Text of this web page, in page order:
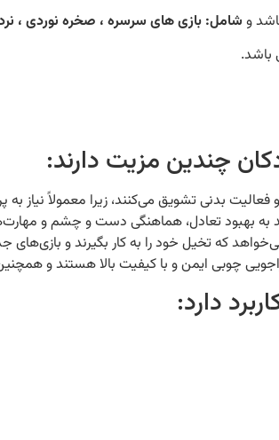
شامل: بازی های سرسره ، صخره نوردی ،
باشد.
چندین مزیت دارند:
بدنی تشویق می‌کنند، زیرا معمولاً نیاز
به بهبود تعادل، هماهنگی دست و چشم و
که تخیل خود را به کار بگیرند و بازی‌های
چوبی ایمن و با کیفیت بالا هستند و
دارد: